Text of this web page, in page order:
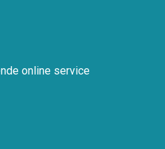
online service